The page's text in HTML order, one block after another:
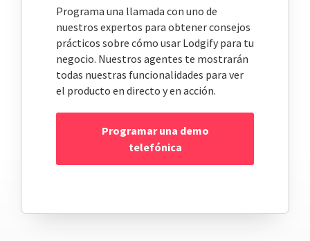
Programa una llamada con uno de
nuestros expertos para obtener consejos
prácticos sobre cómo usar Lodgify para tu
negocio. Nuestros agentes te mostrarán
todas nuestras funcionalidades para ver
el producto en directo y en acción.
Programar una demo
telefónica